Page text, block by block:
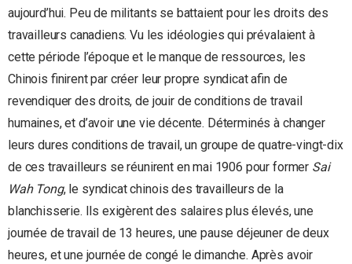
aujourd’hui. Peu de militants se battaient pour les droits des
travailleurs canadiens. Vu les idéologies qui prévalaient à
cette période l’époque et le manque de ressources, les
Chinois finirent par créer leur propre syndicat afin de
revendiquer des droits, de jouir de conditions de travail
humaines, et d’avoir une vie décente. Déterminés à changer
leurs dures conditions de travail, un groupe de quatre-vingt-dix
de ces travailleurs se réunirent en mai 1906 pour former Sai
Wah Tong, le syndicat chinois des travailleurs de la
blanchisserie. Ils exigèrent des salaires plus élevés, une
journée de travail de 13 heures, une pause déjeuner de deux
heures, et une journée de congé le dimanche. Après avoir